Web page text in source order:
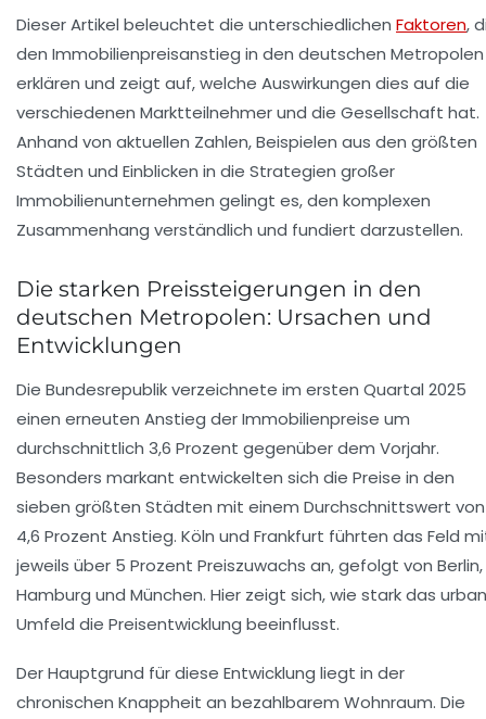
Dieser Artikel beleuchtet die unterschiedlichen Faktoren,
den Immobilienpreisanstieg in den deutschen Metropolen
erklären und zeigt auf, welche Auswirkungen dies auf die
verschiedenen Marktteilnehmer und die Gesellschaft hat.
Anhand von aktuellen Zahlen, Beispielen aus den größten
Städten und Einblicken in die Strategien großer
Immobilienunternehmen gelingt es, den komplexen
Zusammenhang verständlich und fundiert darzustellen.
Die starken Preissteigerungen in den
deutschen Metropolen: Ursachen und
Entwicklungen
Die Bundesrepublik verzeichnete im ersten Quartal 2025
einen erneuten Anstieg der Immobilienpreise um
durchschnittlich 3,6 Prozent gegenüber dem Vorjahr.
Besonders markant entwickelten sich die Preise in den
sieben größten Städten mit einem Durchschnittswert von
4,6 Prozent Anstieg. Köln und Frankfurt führten das Feld
jeweils über 5 Prozent Preiszuwachs an, gefolgt von Berlin,
Hamburg und München. Hier zeigt sich, wie stark das
Umfeld die Preisentwicklung beeinflusst.
Der Hauptgrund für diese Entwicklung liegt in der
chronischen Knappheit an bezahlbarem Wohnraum. Die